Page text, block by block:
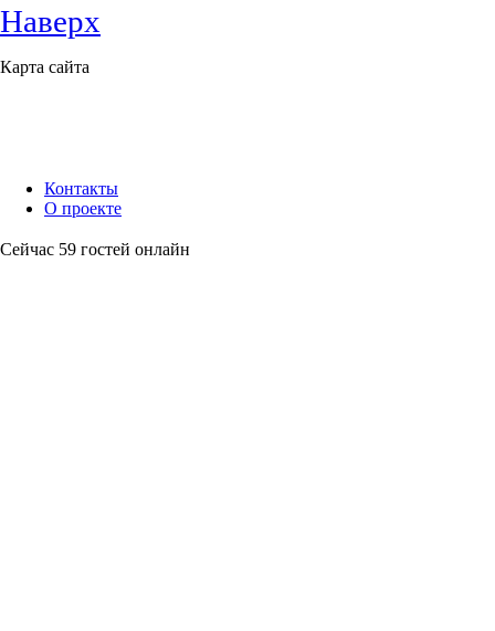
Наверх
Карта сайта
Контакты
О проекте
Сейчас 59 гостей онлайн